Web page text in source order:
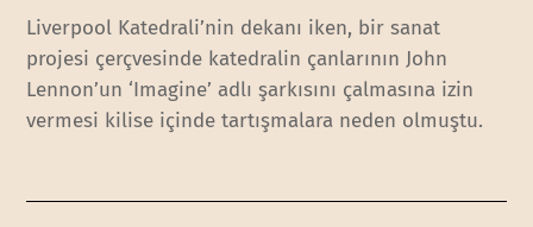
Liverpool Katedrali’nin dekanı iken, bir sanat
projesi çerçvesinde katedralin çanlarının John
Lennon’un ‘Imagine’ adlı şarkısını çalmasına izin
vermesi kilise içinde tartışmalara neden olmuştu.